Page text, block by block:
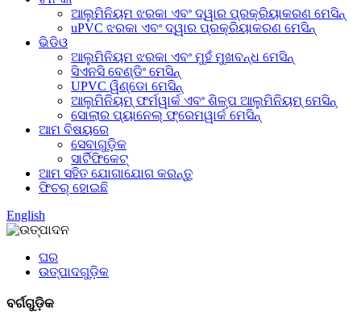
ଆଲୁମିନିୟମ ଝରକା ଏବଂ ଦ୍ୱାର ପ୍ରକ୍ରିୟାକରଣ ମେସିନ୍
uPVC ଝରକା ଏବଂ ଦ୍ୱାର ପ୍ରକ୍ରିୟାକରଣ ମେସିନ୍
ଭିଡିଓ
ଆଲୁମିନିୟମ ଝରକା ଏବଂ ମୁହଁ ମୁଖବନ୍ଧ ମେସିନ୍
ସିଏନସି ବେଣ୍ଡିଂ ମେସିନ୍
UPVC ୱିଣ୍ଡୋ ମେସିନ୍
ଆଲୁମିନିୟମ୍ ଫର୍ମୱାର୍କ ଏବଂ ଶିଳ୍ପ ଆଲୁମିନିୟମ୍ ମେସିନ୍
ସୋଲାର ପ୍ୟାନେଲ୍ ଫ୍ରେମୱାର୍କ ମେସିନ୍
ଆମ ବିଷୟରେ
ସେବାଗୁଡ଼ିକ
ସାର୍ଟିଫିକେଟ୍
ଆମ ସହିତ ଯୋଗାଯୋଗ କରନ୍ତୁ
ଫିଚର୍ ହୋଇଛି
English
ଘର
ଉତ୍ପାଦଗୁଡ଼ିକ
ବର୍ଗଗୁଡ଼ିକ